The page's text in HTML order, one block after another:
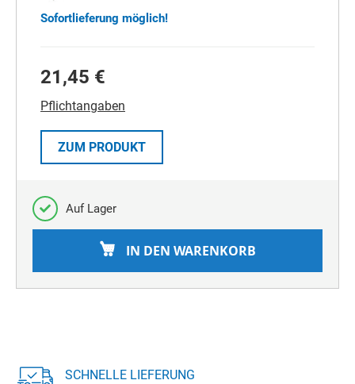
Sofortlieferung möglich!
21,45 €
Pflichtangaben
ZUM PRODUKT
Auf Lager
IN DEN WARENKORB
SCHNELLE LIEFERUNG